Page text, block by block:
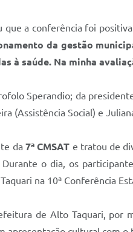
que a conferência foi
da gestão
à saúde. Na minha
Sperandio; da
(Assistência Social) e
da 7ª CMSAT e tratou de
o dia, os
na 10ª Conferência
de Alto Taquari, por